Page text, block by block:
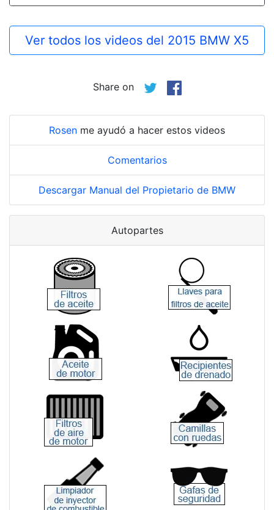
Ver todos los videos del 2015 BMW X5
Share on
Rosen me ayudó a hacer estos videos
Comentarios
Descargar Manual del Propietario de BMW
Autopartes